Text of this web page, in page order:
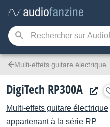
Multi-effets guitare électrique
DigiTech RP300A
Multi-effets guitare électrique
appartenant à la série RP